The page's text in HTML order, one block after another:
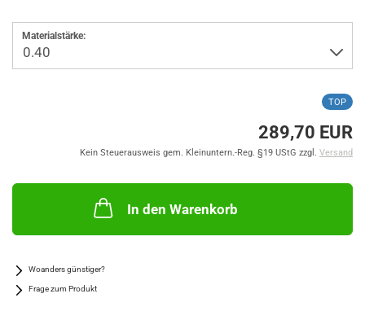
Materialstärke:
TOP
289,70 EUR
Kein Steuerausweis gem. Kleinuntern.-Reg. §19 UStG zzgl. Versand
In den Warenkorb
Woanders günstiger?
Frage zum Produkt